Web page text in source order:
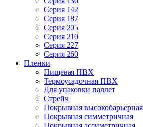
Серия 142
Серия 187
Серия 205
Серия 210
Серия 227
Серия 260
Пленки
Пищевая ПВХ
Термоусадочная ПВХ
Для упаковки паллет
Стрейч
Покрывная высокобарьерная
Покрывная симметричная
Покрывная ассиметричная